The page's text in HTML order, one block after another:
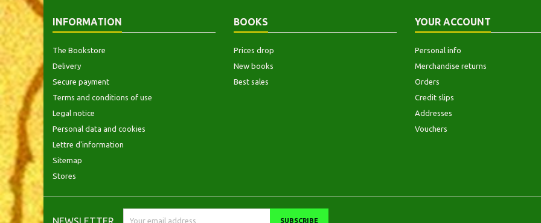
INFORMATION
The Bookstore
Delivery
Secure payment
Terms and conditions of use
Legal notice
Personal data and cookies
Lettre d'information
Sitemap
Stores
BOOKS
Prices drop
New books
Best sales
YOUR ACCOUNT
Personal info
Merchandise returns
Orders
Credit slips
Addresses
Vouchers